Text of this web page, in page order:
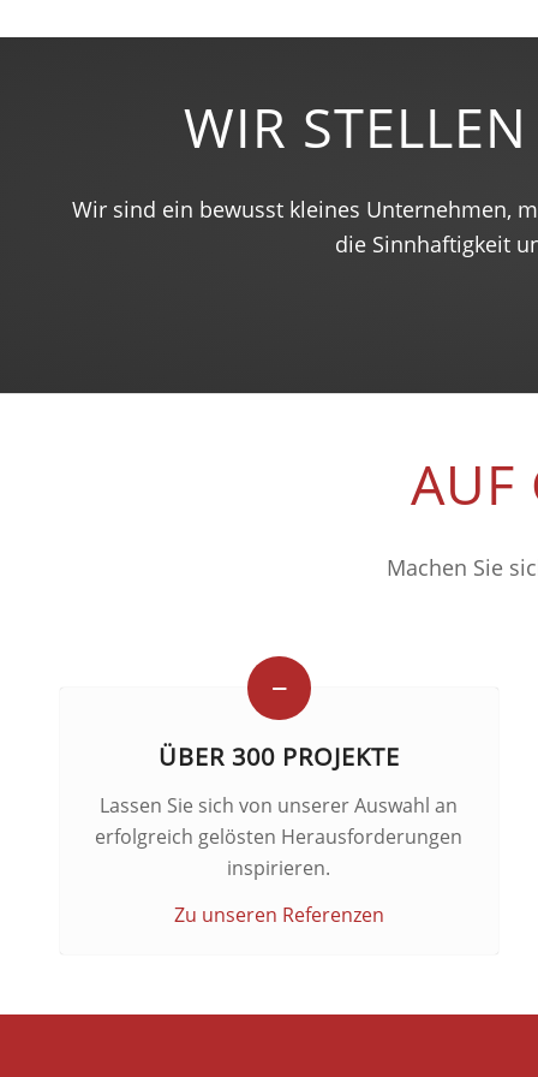
WIR
Wir sind ein bewusst kleines Unternehmen,
die Sinnhaftigkeit
AUF
Machen Sie
ÜBER 300 PROJEKTE
Lassen Sie sich von unserer Auswahl an
erfolgreich gelösten Herausforderungen
inspirieren.
Zu unseren Referenzen